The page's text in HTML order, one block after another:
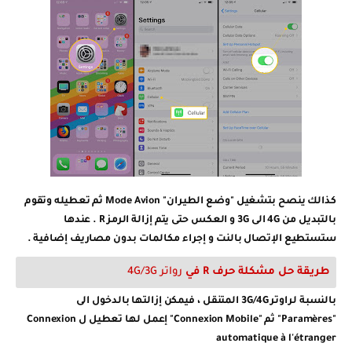
كذالك ينصح بتشغيل "وضع الطيران" Mode Avion ثم تعطيله وتقوم
بالتبديل من 4G الى 3G و العكس حتى يتم إزالة الرمز R . عندها
ستستطيع الإتصال بالنت و إجراء مكالمات بدون مصاريف إضافية .
طريقة حل مشكلة حرف R في رواتر 4G/3G
بالنسبة لراوتر 3G/4G المتنقل ، فيمكن إزالتها بالدخول الى
"Paramères" ثم "
Connexion Mobile" إعمل لها
تعطيل ل Connexion
automatique à l'étranger